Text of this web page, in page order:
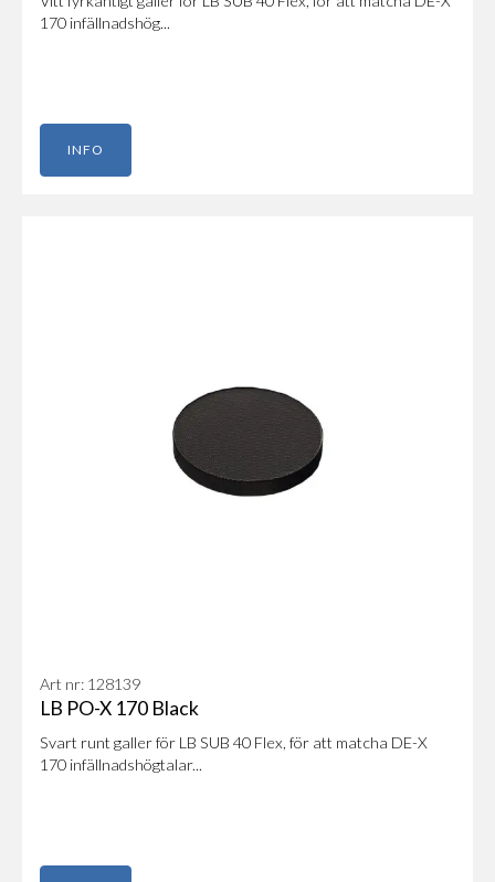
170 infällnadshög...
INFO
Art nr: 128139
LB PO-X 170 Black
Svart runt galler för LB SUB 40 Flex, för att matcha DE-X
170 infällnadshögtalar...